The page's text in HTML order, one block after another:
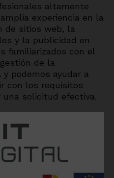
altamente
experiencia en la
de sitios web, la
y la publicidad en
familiarizados con el
de la
y podemos ayudar a
con los requisitos
una solicitud efectiva.